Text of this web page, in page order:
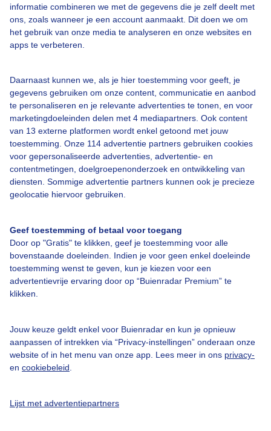
informatie combineren we met de gegevens die je zelf deelt met
ons, zoals wanneer je een account aanmaakt. Dit doen we om
het gebruik van onze media te analyseren en onze websites en
apps te verbeteren.
Daarnaast kunnen we, als je hier toestemming voor geeft, je
gegevens gebruiken om onze content, communicatie en aanbod
te personaliseren en je relevante advertenties te tonen, en voor
marketingdoeleinden delen met 4 mediapartners. Ook content
van 13 externe platformen wordt enkel getoond met jouw
toestemming. Onze 114 advertentie partners gebruiken cookies
voor gepersonaliseerde advertenties, advertentie- en
contentmetingen, doelgroepenonderzoek en ontwikkeling van
diensten. Sommige advertentie partners kunnen ook je precieze
geolocatie hiervoor gebruiken.
Geef toestemming of betaal voor toegang
Door op "Gratis" te klikken, geef je toestemming voor alle
bovenstaande doeleinden. Indien je voor geen enkel doeleinde
toestemming wenst te geven, kun je kiezen voor een
advertentievrije ervaring door op “Buienradar Premium” te
klikken.
Jouw keuze geldt enkel voor Buienradar en kun je opnieuw
aanpassen of intrekken via “Privacy-instellingen” onderaan onze
website of in het menu van onze app. Lees meer in ons privacy-
en cookiebeleid
Lijst met advertentiepartners
Over Buienradar
Bedrijfsgegevens
Contact
Toegankelijkheid
Gebruikersvoorwaarden
Adverteren
Privacy beleid
Cookie beleid